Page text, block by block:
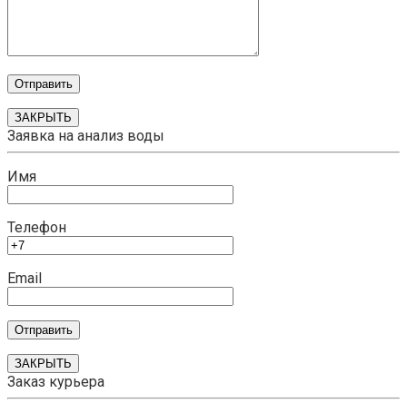
ЗАКРЫТЬ
Заявка на анализ воды
Имя
Телефон
Email
ЗАКРЫТЬ
Заказ курьера